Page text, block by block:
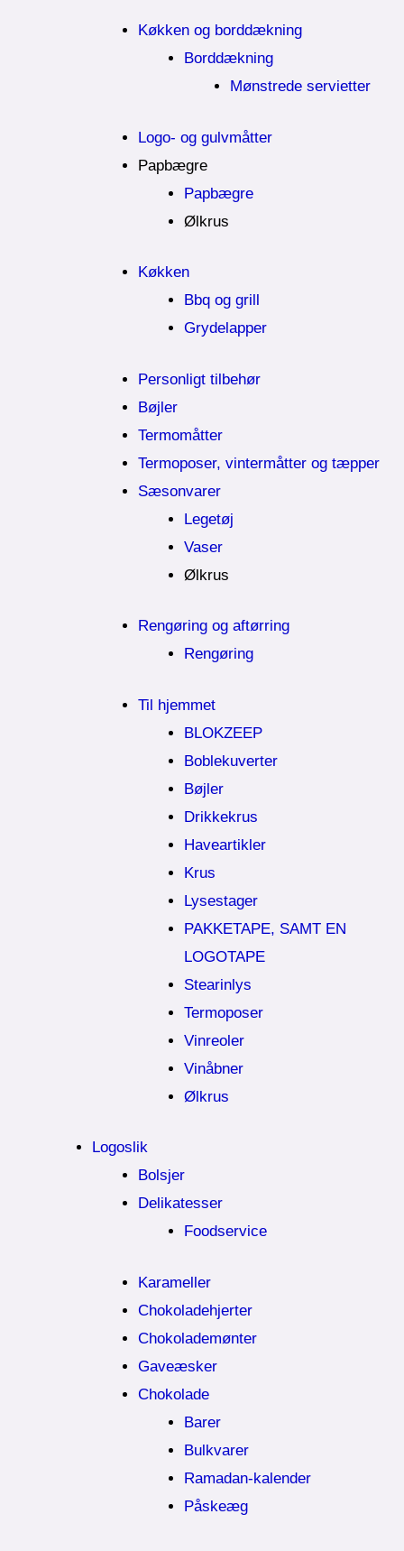
Køkken og borddækning
Borddækning
Mønstrede servietter
Logo- og gulvmåtter
Papbægre
Papbægre
Ølkrus
Køkken
Bbq og grill
Grydelapper
Personligt tilbehør
Bøjler
Termomåtter
Termoposer, vintermåtter og tæpper
Sæsonvarer
Legetøj
Vaser
Ølkrus
Rengøring og aftørring
Rengøring
Til hjemmet
BLOKZEEP
Boblekuverter
Bøjler
Drikkekrus
Haveartikler
Krus
Lysestager
PAKKETAPE, SAMT EN
LOGOTAPE
Stearinlys
Termoposer
Vinreoler
Vinåbner
Ølkrus
Logoslik
Bolsjer
Delikatesser
Foodservice
Karameller
Chokoladehjerter
Chokolademønter
Gaveæsker
Chokolade
Barer
Bulkvarer
Ramadan-kalender
Påskeæg